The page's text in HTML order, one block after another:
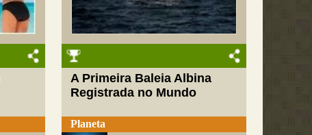
A Primeira Baleia Albina
Registrada no Mundo
Planeta